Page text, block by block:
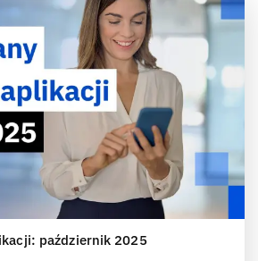
październik 2025